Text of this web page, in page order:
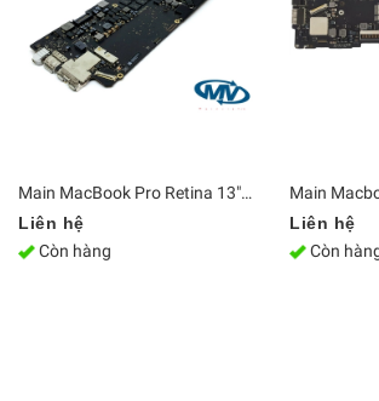
Main MacBook Pro Retina 13" A1502 2013 i5 820-3536-A
Liên hệ
Còn hàng
Liên hệ
Còn